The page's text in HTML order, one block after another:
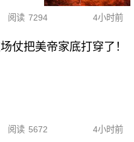
阅读 7294 4小时前
仗把美帝家底打穿了！
阅读 5672 4小时前